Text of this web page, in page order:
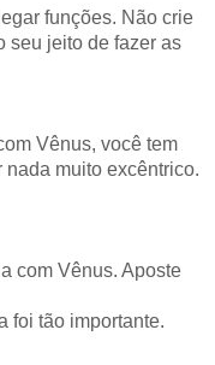
funções. Não crie
seu jeito de fazer as
Vênus, você tem
muito excêntrico.
com Vênus. Aposte
foi tão importante.